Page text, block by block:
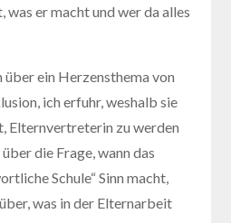
was er macht und wer da alles
ein Herzensthema von
ich erfuhr, weshalb sie
Elternvertreterin zu werden
die Frage, wann das
Schule“ Sinn macht,
was in der Elternarbeit